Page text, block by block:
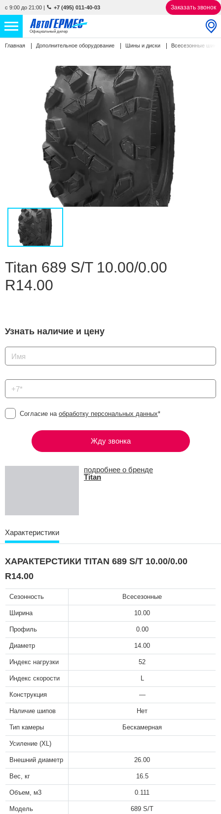
с 9:00 до 21:00 | +7 (495) 011-40-03 Заказать звонок
Официальный дилер
НОВЫЕ АВТОМОБИЛИ 4772 авто
С ПРОБЕГОМ 865 авто
О КОМПАНИИ
КОНТАКТЫ
Избранное
Сравнение
Личный кабинет
Главная Дополнительное оборудование Шины и диски Всесезонные
Titan 689 S/T 10.00/0.00
R14.00
Узнать наличие и цену
Согласие на обработку персональных данных*
Жду звонка
подробнее о бренде
Titan
Характеристики
ХАРАКТЕРСТИКИ TITAN 689 S/T 10.00/0.00
R14.00
Сезонность Всесезонные
Ширина 10.00
Профиль 0.00
Диаметр 14.00
Индекс нагрузки 52
Индекс скорости L
Конструкция —
Наличие шипов Нет
Тип камеры Бескамерная
Усиление (XL)
Внешний диаметр 26.00
Вес, кг 16.5
Объем, м3 0.111
Модель 689 S/T